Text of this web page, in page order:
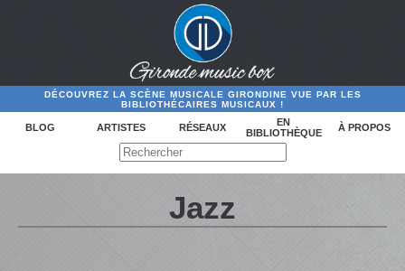
DÉCOUVREZ LA SCÈNE MUSICALE GIRONDINE VUE PAR LES
BIBLIOTHÉCAIRES MUSICAUX !
BLOG ARTISTES RÉSEAUX
EN
BIBLIOTHÈQUE
À PROPOS
Jazz